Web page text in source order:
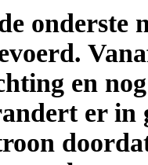
onderste
en
er